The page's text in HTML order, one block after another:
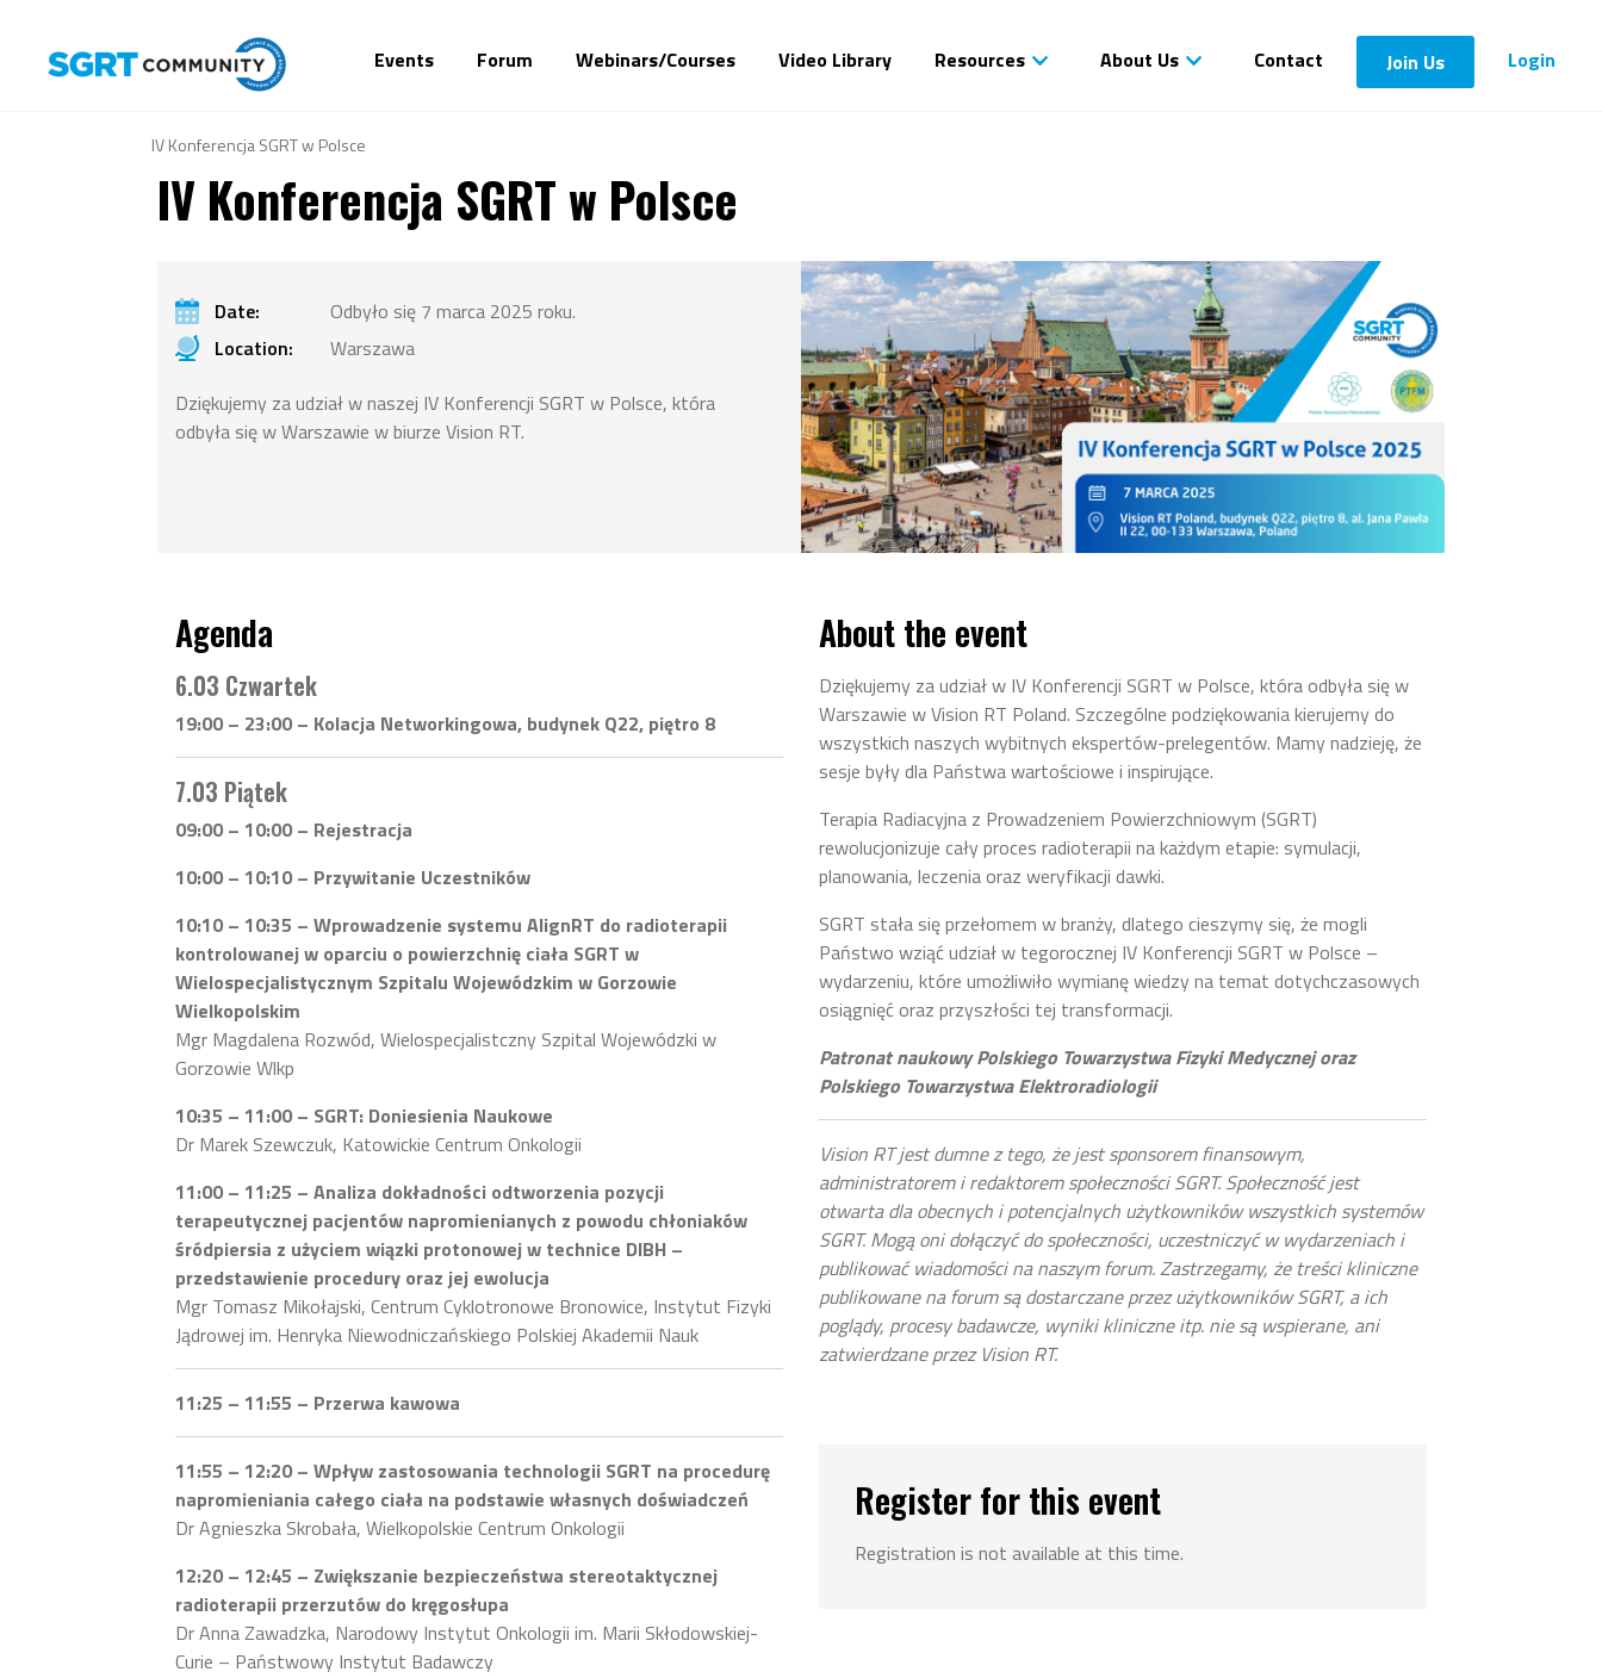
Events Forum Webinars/Courses Video Library Resources About Us Contact Join Us Login
IV Konferencja SGRT w Polsce
IV Konferencja SGRT w Polsce
Date:
Odbyło się 7 marca 2025 roku.
Location:
Warszawa
Dziękujemy za udział w naszej IV Konferencji SGRT w Polsce, która
odbyła się w Warszawie w biurze Vision RT.
Agenda
6.03 Czwartek
19:00 – 23:00 – Kolacja Networkingowa, budynek Q22, piętro 8
7.03 Piątek
09:00 – 10:00 – Rejestracja
10:00 – 10:10 – Przywitanie Uczestników
10:10 – 10:35 – Wprowadzenie systemu AlignRT do radioterapii
kontrolowanej w oparciu o powierzchnię ciała SGRT w
Wielospecjalistycznym Szpitalu Wojewódzkim w Gorzowie
Wielkopolskim
Mgr Magdalena Rozwód, Wielospecjalistczny Szpital Wojewódzki w
Gorzowie Wlkp
10:35 – 11:00 – SGRT: Doniesienia Naukowe
Dr Marek Szewczuk, Katowickie Centrum Onkologii
11:00 – 11:25 – Analiza dokładności odtworzenia pozycji
terapeutycznej pacjentów napromienianych z powodu chłoniaków
śródpiersia z użyciem wiązki protonowej w technice DIBH –
przedstawienie procedury oraz jej ewolucja
Mgr Tomasz Mikołajski, Centrum Cyklotronowe Bronowice, Instytut Fizyki
Jądrowej im. Henryka Niewodniczańskiego Polskiej Akademii Nauk
11:25 – 11:55 – Przerwa kawowa
11:55 – 12:20 – Wpływ zastosowania technologii SGRT na procedurę
napromieniania całego ciała na podstawie własnych doświadczeń
Dr Agnieszka Skrobała, Wielkopolskie Centrum Onkologii
12:20 – 12:45 – Zwiększanie bezpieczeństwa stereotaktycznej
radioterapii przerzutów do kręgosłupa
Dr Anna Zawadzka, Narodowy Instytut Onkologii im. Marii Skłodowskiej-
Curie – Państwowy Instytut Badawczy
About the event
Dziękujemy za udział w IV Konferencji SGRT w Polsce, która odbyła się w
Warszawie w Vision RT Poland. Szczególne podziękowania kierujemy do
wszystkich naszych wybitnych ekspertów-prelegentów. Mamy nadzieję, że
sesje były dla Państwa wartościowe i inspirujące.
Terapia Radiacyjna z Prowadzeniem Powierzchniowym (SGRT)
rewolucjonizuje cały proces radioterapii na każdym etapie: symulacji,
planowania, leczenia oraz weryfikacji dawki.
SGRT stała się przełomem w branży, dlatego cieszymy się, że mogli
Państwo wziąć udział w tegorocznej IV Konferencji SGRT w Polsce –
wydarzeniu, które umożliwiło wymianę wiedzy na temat dotychczasowych
osiągnięć oraz przyszłości tej transformacji.
Patronat naukowy Polskiego Towarzystwa Fizyki Medycznej oraz
Polskiego Towarzystwa Elektroradiologii
Vision RT jest dumne z tego, że jest sponsorem finansowym,
administratorem i redaktorem społeczności SGRT. Społeczność jest
otwarta dla obecnych i potencjalnych użytkowników wszystkich systemów
SGRT. Mogą oni dołączyć do społeczności, uczestniczyć w wydarzeniach i
publikować wiadomości na naszym forum. Zastrzegamy, że treści kliniczne
publikowane na forum są dostarczane przez użytkowników SGRT, a ich
poglądy, procesy badawcze, wyniki kliniczne itp. nie są wspierane, ani
zatwierdzane przez Vision RT.
Register for this event
Registration is not available at this time.